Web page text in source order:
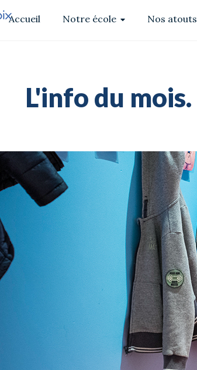
Accueil Notre école Nos atouts
L'info du mois.